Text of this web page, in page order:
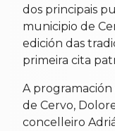
dos principais
municipio de
edición das
primeira cita
A
de Cervo,
concelleiro